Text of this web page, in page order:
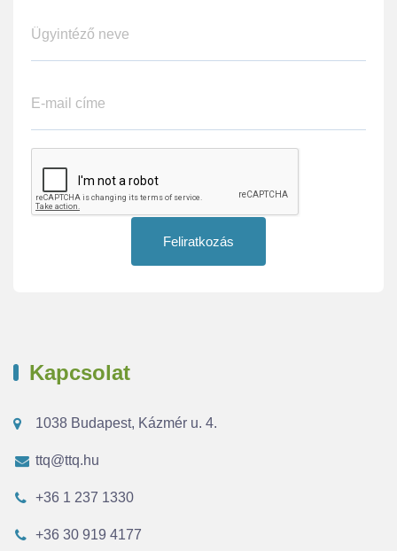
Feliratkozás
Kapcsolat
1038 Budapest, Kázmér u. 4.
ttq@ttq.hu
+36 1 237 1330
+36 30 919 4177